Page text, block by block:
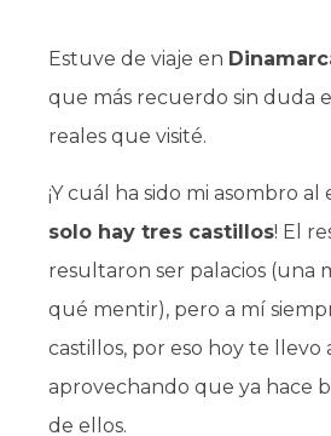
Estuve de viaje en
que más recuerdo sin duda
reales que visité.
¡Y cuál ha sido mi asombro
solo hay tres castillos! El
resultaron ser palacios (una
qué mentir), pero a mí
castillos, por eso hoy te llevo
aprovechando que ya hace
de ellos.